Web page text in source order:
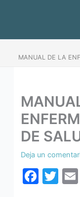
MANUAL DE LA
DE
Deja un
F
T